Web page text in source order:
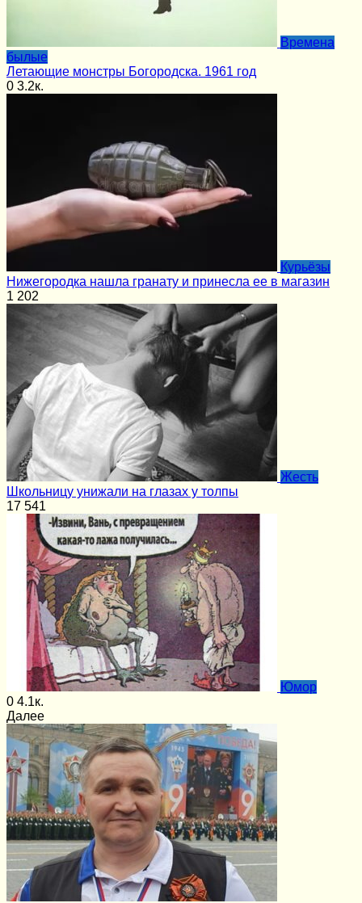
Времена
былые
Летающие монстры Богородска. 1961 год
0 3.2к.
Курьёзы
Нижегородка нашла гранату и принесла ее в магазин
1 202
Жесть
Школьницу унижали на глазах у толпы
17 541
Юмор
0 4.1к.
Далее